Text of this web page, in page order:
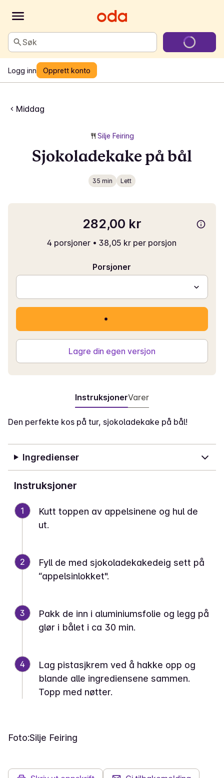
Søk
Logg inn Opprett konto
Middag
Silje Feiring
Sjokoladekake på bål
35 min Lett
282,00 kr
4 porsjoner • 38,05 kr per porsjon
Porsjoner
Lagre din egen versjon
InstruksjonerVarer
Den perfekte kos på tur, sjokoladekake på bål!
Ingredienser
Instruksjoner
1
Kutt toppen av appelsinene og hul de
ut.
2
Fyll de med sjokoladekakedeig sett på
“appelsinlokket".
3
Pakk de inn i aluminiumsfolie og legg på
glør i bålet i ca 30 min.
4
Lag pistasjkrem ved å hakke opp og
blande alle ingrediensene sammen.
Topp med nøtter.
Foto:Silje Feiring